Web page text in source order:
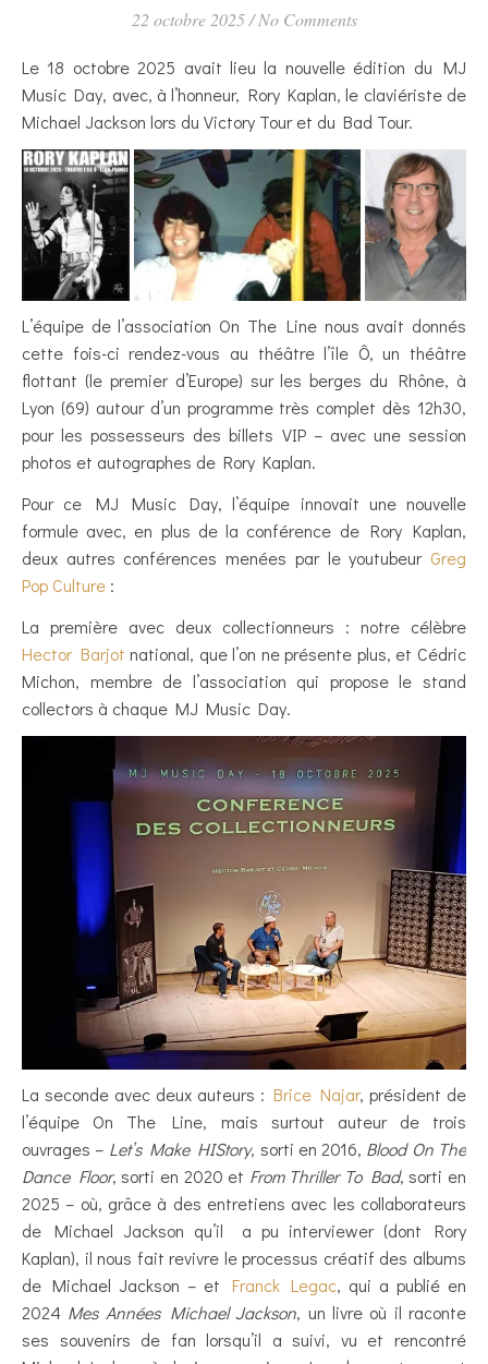
22 octobre 2025 / No Comments
Le 18 octobre 2025 avait lieu la nouvelle édition du MJ
Music Day, avec, à l’honneur, Rory Kaplan, le claviériste de
Michael Jackson lors du Victory Tour et du Bad Tour.
L’équipe de l’association On The Line nous avait donnés
cette fois-ci rendez-vous au théâtre l’île Ô, un théâtre
flottant (le premier d’Europe) sur les berges du Rhône, à
Lyon (69) autour d’un programme très complet dès 12h30,
pour les possesseurs des billets VIP – avec une session
photos et autographes de Rory Kaplan.
Pour ce MJ Music Day, l’équipe innovait une nouvelle
formule avec, en plus de la conférence de Rory Kaplan,
deux autres conférences menées par le youtubeur Greg
Pop Culture :
La première avec deux collectionneurs : notre célèbre
Hector Barjotnational, que l’on ne présente plus, et Cédric
Michon, membre de l’association qui propose le stand
collectors à chaque MJ Music Day.
La seconde avec deux auteurs : Brice Najar, président de
l’équipe On The Line, mais surtout auteur de trois
ouvrages – Let’s Make HIStory, sorti en 2016, Blood On The
Dance Floor, sorti en 2020 et From Thriller To Bad, sorti en
2025 – où, grâce à des entretiens avec les collaborateurs
de Michael Jackson qu’il a pu interviewer (dont Rory
Kaplan), il nous fait revivre le processus créatif des albums
de Michael Jackson – et Franck Legac, qui a publié en
2024 Mes Années Michael Jackson, un livre où il raconte
ses souvenirs de fan lorsqu’il a suivi, vu et rencontré